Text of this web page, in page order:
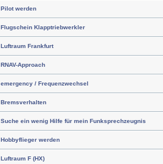
Pilot werden
Flugschein Klapptriebwerkler
Luftraum Frankfurt
RNAV-Approach
emergency / Frequenzwechsel
Bremsverhalten
Suche ein wenig Hilfe für mein Funksprechzeugnis
Hobbyflieger werden
Luftraum F (HX)